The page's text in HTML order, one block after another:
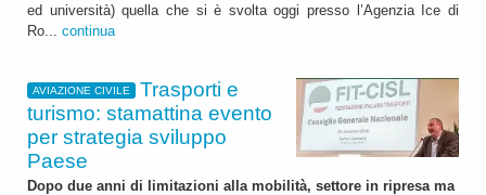
ed università) quella che si è svolta oggi presso l’Agenzia Ice di
Ro... continua
AVIAZIONE CIVILE
Trasporti e
turismo: stamattina evento
per strategia sviluppo
Paese
Dopo due anni di limitazioni alla mobilità, settore in ripresa ma